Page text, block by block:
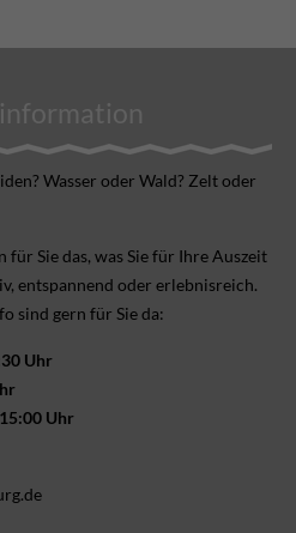
Wasser oder Wald? Zelt oder
Sie das, was Sie für Ihre Aus­zeit
ent­spannend oder erlebnis­reich.
sind gern für Sie da:
Uhr
Uhr